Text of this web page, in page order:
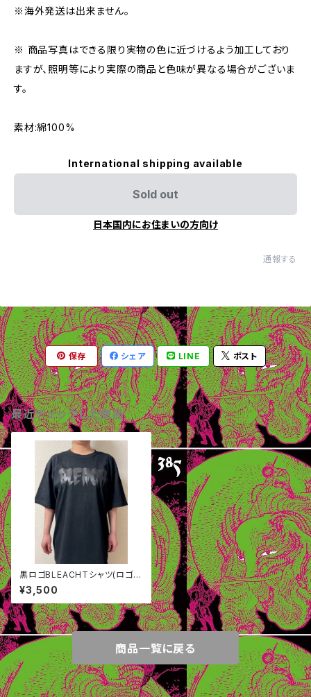
※海外発送は出来ません。
※ 商品写真はできる限り実物の色に近づけるよう加工しており
ますが、照明等により実際の商品と色味が異なる場合がございま
す。
素材:綿100%
International shipping available
Sold out
日本国内にお住まいの方向け
通報する
保存 シェア LINE ポスト
最近チェックした商品
黒ロゴBLEACHTシャツ(ロゴス
テッカー1枚付き)
¥3,500
商品一覧に戻る